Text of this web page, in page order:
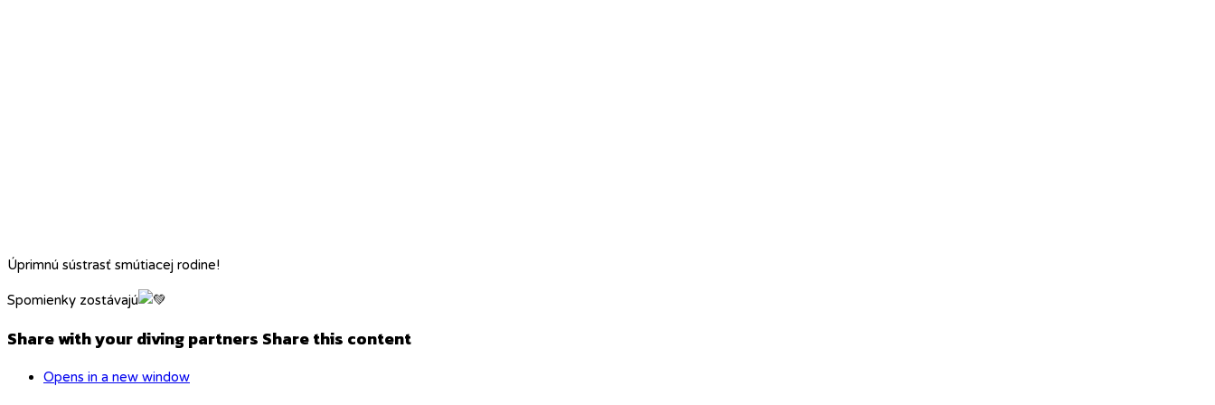
Úprimnú sústrasť smútiacej rodine!
Spomienky zostávajú
Share with your diving partners Share this content
Opens in a new window